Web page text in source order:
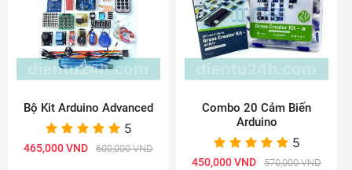
Bộ Kit Arduino Advanced
5
465,000 VND 600,000 VND
Combo 20 Cảm Biến
Arduino
5
450,000 VND 570,000 VND